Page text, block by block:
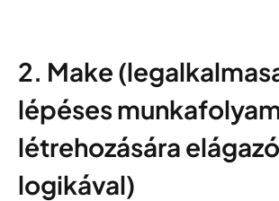
2. Make
lépéses
létrehozására elágazó
logikával)